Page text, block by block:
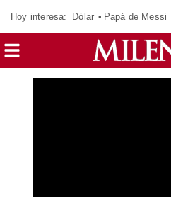
Hoy interesa: Dólar Papá de Messi